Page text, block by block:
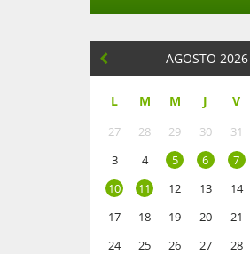
AGOSTO 2026
L M M J V
27 28 29 30 31
3
4 5 6 7
10
11 12 13 14
17
18 19 20 21
24
25 26 27 28